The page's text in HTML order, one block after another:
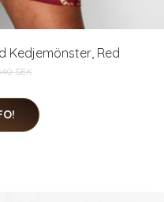
Kedjemönster, Red
SEK